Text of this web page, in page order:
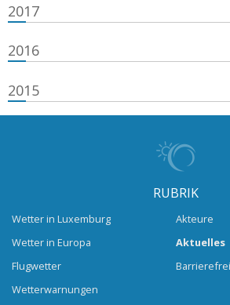
2017
2016
2015
RUBRIK
Wetter in Luxemburg
Wetter in Europa
Flugwetter
Wetterwarnungen
Akteure
Aktuelles